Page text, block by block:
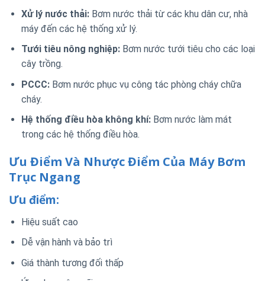
Xử lý nước thải:Bơm nước thải từ các khu dân cư, nhà
máy đến các hệ thống xử lý.
Tưới tiêu nông nghiệp:Bơm nước tưới tiêu cho các loại
cây trồng.
PCCC:Bơm nước phục vụ công tác phòng cháy chữa
cháy.
Hệ thống điều hòa không khí:Bơm nước làm mát
trong các hệ thống điều hòa.
Ưu Điểm Và Nhược Điểm Của Máy Bơm
Trục Ngang
Ưu điểm:
Hiệu suất cao
Dễ vận hành và bảo trì
Giá thành tương đối thấp